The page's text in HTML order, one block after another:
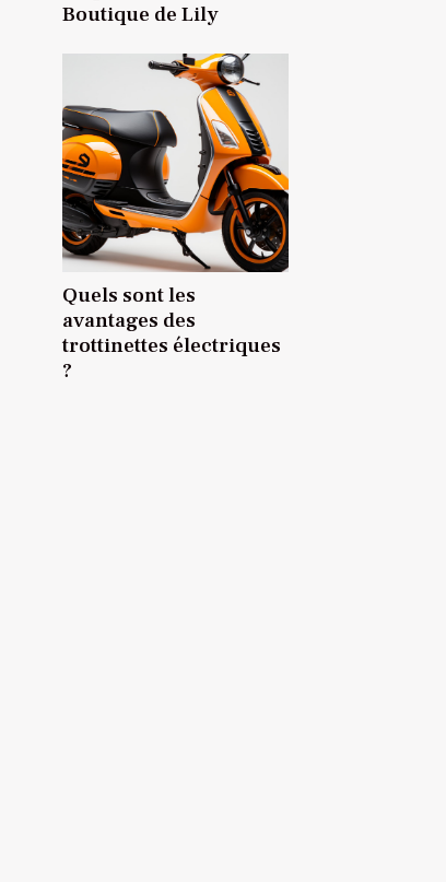
Boutique de Lily
Quels sont les
avantages des
trottinettes électriques
?